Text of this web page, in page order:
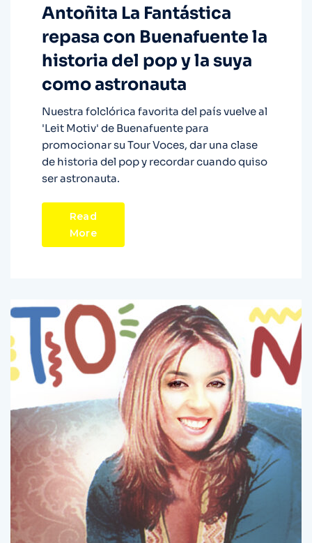
Antoñita La Fantástica
repasa con Buenafuente la
historia del pop y la suya
como astronauta
Nuestra folclórica favorita del país vuelve al
'Leit Motiv' de Buenafuente para
promocionar su Tour Voces, dar una clase
de historia del pop y recordar cuando quiso
ser astronauta.
Read
More